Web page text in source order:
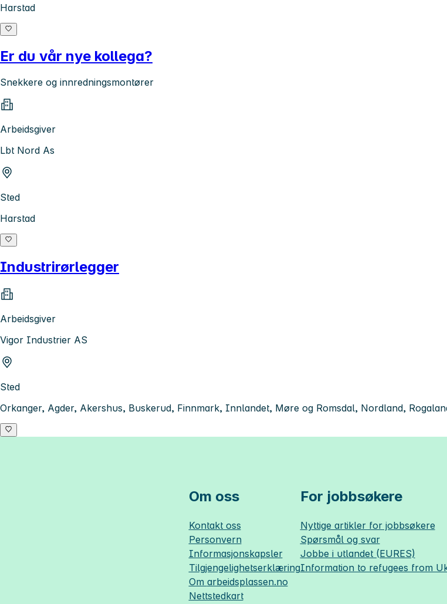
Harstad
Er du vår nye kollega?
Snekkere og innredningsmontører
Arbeidsgiver
Lbt Nord As
Sted
Harstad
Industrirørlegger
Arbeidsgiver
Vigor Industrier AS
Sted
Orkanger, Agder, Akershus, Buskerud, Finnmark, Innlandet, Møre og Romsdal, Nordland,
Om oss
Kontakt oss
Personvern
Informasjonskapsler
Tilgjengelighetserklæring
Om arbeidsplassen.no
Nettstedkart
For jobbsøkere
Nyttige artikler for jobbsøkere
Spørsmål og svar
Jobbe i utlandet (EURES)
Information to refugees from